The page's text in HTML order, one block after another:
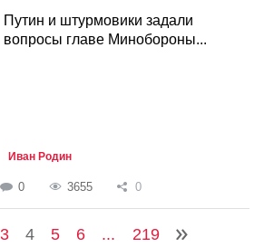
Путин и штурмовики задали
вопросы главе Минобороны...
Иван Родин
0 3655 0
3 4 5 6 ... 219